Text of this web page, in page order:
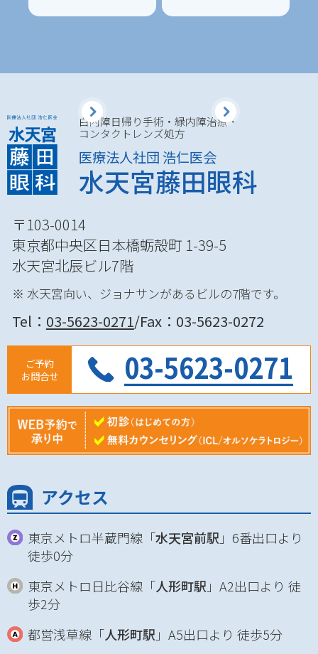
白内障日帰り手術・緑内障治療・
コンタクトレンズ処方
医療法人社団 浩仁医会
水天宮藤田眼科
〒103-0014
東京都中央区日本橋蛎殻町 1-39-5
水天宮北辰ビル7階
※ 水天宮向い、ジョナサンがあるビルの7階です。
Tel： 03-5623-0271/Fax：03-5623-0272
ご予約
お問合せ
03-5623-0271
アクセス
東京メトロ半蔵門線「水天宮前駅 」6番出口より
徒歩0分
東京メトロ日比谷線「人形町駅 」A2出口より 徒
歩2分
都営浅草線「人形町駅 」A5出口より 徒歩5分